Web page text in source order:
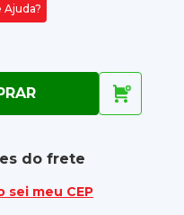
Ajuda?
do frete
sei meu CEP